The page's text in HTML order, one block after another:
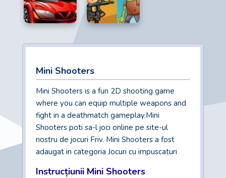
Mini Shooters
Mini Shooters is a fun 2D shooting game
where you can equip multiple weapons and
fight in a deathmatch gameplay.Mini
Shooters poti sa-l joci online pe site-ul
nostru de jocuri Friv. Mini Shooters a fost
adaugat in categoria Jocuri cu impuscaturi
Instrucțiunii Mini Shooters